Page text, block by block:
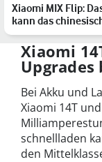
Xiaomi MIX Flip:
kann das
Klapphandy
Xiaomi
Upgrades
Bei Akku und
Xiaomi 14T
schnellladen
den